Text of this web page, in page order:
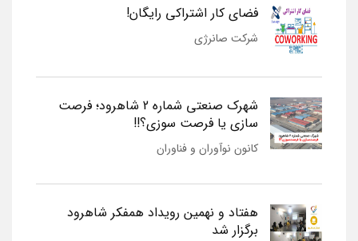
فضای کار اشتراکی رایگان!
شرکت صانرژی
شهرک صنعتی شماره 2 شاهرود؛ فرصت
سازی یا فرصت سوزی؟!!
کانون نوآوران و فناوران
هفتاد و نهمین رویداد همفکر شاهرود
برگزار شد